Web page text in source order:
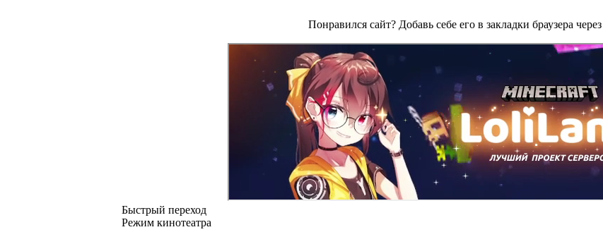
Понравился сайт? Добавь себе его в закладки браузера через
Быстрый переход
Режим кинотеатра